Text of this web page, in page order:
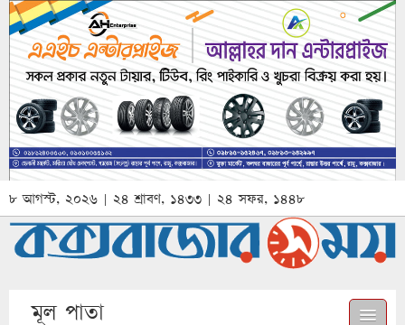
৮ আগস্ট, ২০২৬ | ২৪ শ্রাবণ, ১৪৩৩ | ২৪ সফর, ১৪৪৮
মূল পাতা